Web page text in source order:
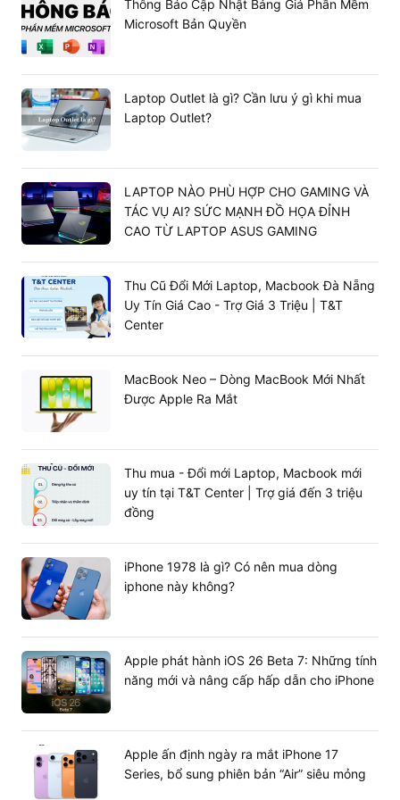
Ngoài thiết kế được trau chuốt, màn hình Retina 13.3
inch sắc nét được trang bị tấm nền LED. Song, hỗ trợ dải
cho hình ảnh hiển thị có chiều sâu, tăng cảm giác chân
thật.
Pin cực khủng, cổng kết nối Thunderbolt
Nhờ bộ vi xử lý nâng cao nên thời lượng pin đã được cải
thiện hơn rất nhiều. Lướt web lên đến 17 tiếng đồng hồ.
Và thậm chí thời gian phát video có thể lên đến 20 giờ sử
dụng liên tục.
Thông Báo Cập Nhật Bảng Giá Phần Mềm
Microsoft Bản Quyền
Laptop Outlet là gì? Cần lưu ý gì khi mua
Laptop Outlet?
LAPTOP NÀO PHÙ HỢP CHO GAMING VÀ
TÁC VỤ AI? SỨC MẠNH ĐỒ HỌA ĐỈNH
CAO TỪ LAPTOP ASUS GAMING
Thu Cũ Đổi Mới Laptop, Macbook Đà Nẵng
Uy Tín Giá Cao - Trợ Giá 3 Triệu | T&T
Center
MacBook Neo – Dòng MacBook Mới Nhất
Được Apple Ra Mắt
Thu mua - Đổi mới Laptop, Macbook mới
uy tín tại T&T Center | Trợ giá đến 3 triệu
đồng
iPhone 1978 là gì? Có nên mua dòng
iphone này không?
Apple phát hành iOS 26 Beta 7: Những tính
năng mới và nâng cấp hấp dẫn cho iPhone
Apple ấn định ngày ra mắt iPhone 17
Series, bổ sung phiên bản “Air” siêu mỏng